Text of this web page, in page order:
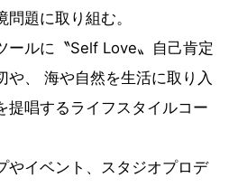
題に取り組む。
ールに〝Self Love〟自己肯定
や、 海や自然を生活に取り入
提唱するライフスタイルコー
やイベント、スタジオプロデ